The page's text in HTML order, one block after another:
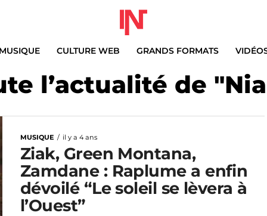
CULTURE WEB GRANDS FORMATS
l’actualité de
MUSIQUE il y a 4 ans
Ziak, Green Montana,
Zamdane : Raplume a enfin
dévoilé “Le soleil se lèvera à
l’Ouest”